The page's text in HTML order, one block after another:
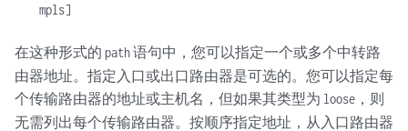
mpls]
在这种形式的 path语句中，您可以指定一个或多个中转路
由器地址。指定入口或出口路由器是可选的。您可以指定每
个传输路由器的地址或主机名，但如果其类型为 loose ，则
无需列出每个传输路由器。按顺序指定地址，从入口路由器